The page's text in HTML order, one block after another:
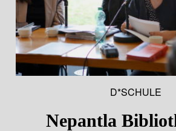
D*SCHULE
Nepantla